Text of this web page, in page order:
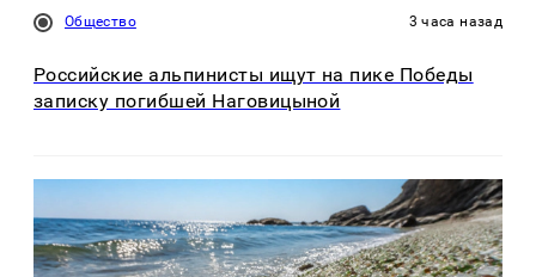
Общество 3 часа назад
Российские альпинисты ищут на пике Победы
записку погибшей Наговицыной